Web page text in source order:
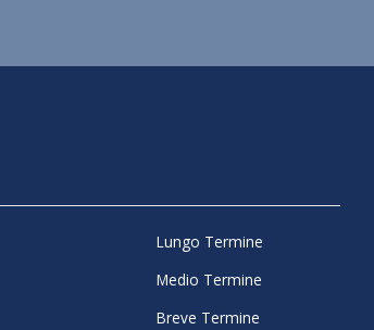
Lungo Termine
Medio Termine
Breve Termine